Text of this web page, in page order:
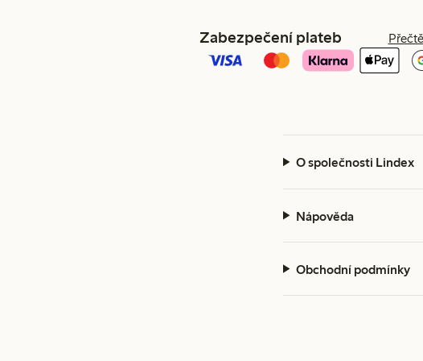
Zabezpečení plateb
O společnosti Lindex
Nápověda
Obchodní podmínky